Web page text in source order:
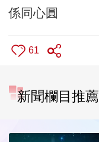
係同心圓
61
新聞欄目推薦